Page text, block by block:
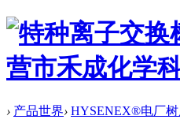
› 产品世界› HYSENEX®电厂树